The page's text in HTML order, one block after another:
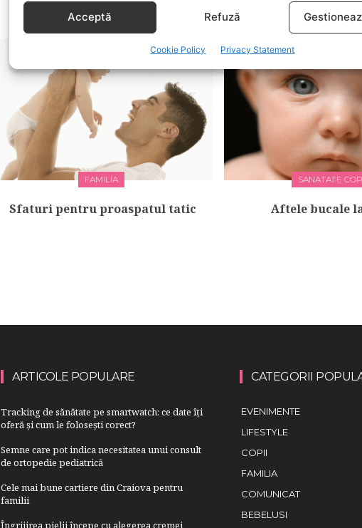
Acceptă Refuză
Cookie Policy Privacy Statement
Cum sa gestionezi rivalitatea
dintre frati?
Ce poarta copiii in
2011?
FAMILIA
Sfaturi pentru proaspatul tatic
SANATATE
Aftele bucale
ARTICOLE POPULARE
Tracking de sănătate pe smartwatch: ce date îți
oferă și cum le folosești corect?
Semne care pot indica necesitatea unui consult
de ortopedie pediatrică
Cele mai bune cartiere din Craiova pentru
familii
Îngrijirea pielii începe cu alegerea cremei
CATEGORII
EVENIMENTE
LIFESTYLE
COPII
FAMILIA
COMUNICAT
BEBELUSI